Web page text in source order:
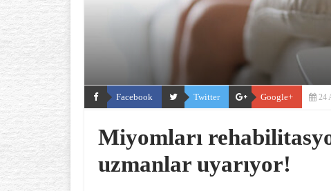
Facebook Twitter Google+ 24
Miyomları
uzmanlar uyarıyor!